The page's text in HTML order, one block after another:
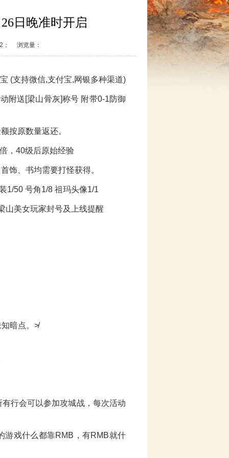
日晚准时开启
； 浏览量：
(支持微信,支付宝,网银多种渠道)
附送[梁山骨灰]称号 附带0-1防御
按原数量返还。
，40级后原始经验
饰、书均需要打怪获得。
50 号角1/8 祖玛头像1/1
山美女玩家封号及上线提醒
暗点。≯
行会可以参加攻城战，每次活动
游戏什么都靠RMB，有RMB就什